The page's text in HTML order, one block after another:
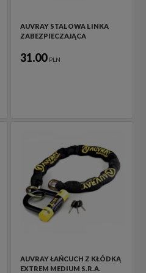
AUVRAY STALOWA LINKA
ZABEZPIECZAJĄCA
31.00 PLN
AUVRAY ŁAŃCUCH Z KŁÓDKĄ
EXTREM MEDIUM S.R.A.